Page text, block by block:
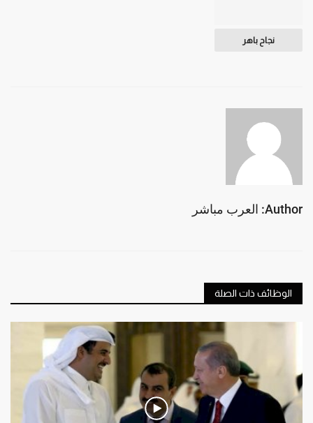
نجاح باهر
Author: العرب مباشر
الوظائف ذات الصلة